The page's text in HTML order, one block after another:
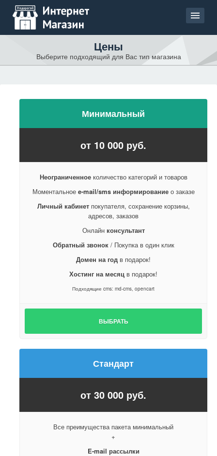
Цены
Md-cms
Цены
Выберите подходящий для Вас тип магазина
Минимальный
от 10 000 руб.
Неограниченноеколичество категорий и товаров
Моментальное e-mail/sms информированиео заказе
Личный кабинетпокупателя, сохранение корзины,
адресов, заказов
Онлайн консультант
Обратный звонок/ Покупка в один клик
Домен на год в подарок!
Хостинг на месяц в подарок!
Подходящие cms: md-cms, opencart
ВЫБРАТЬ
Стандарт
от 30 000 руб.
Все преимущества пакета минимальный
+
E-mail рассылки